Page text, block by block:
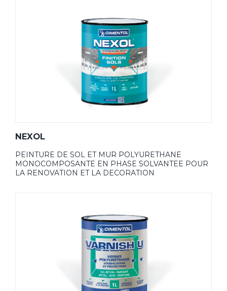
NEXOL
PEINTURE DE SOL ET MUR POLYURETHANE
MONOCOMPOSANTE EN PHASE SOLVANTEE POUR
LA RENOVATION ET LA DECORATION